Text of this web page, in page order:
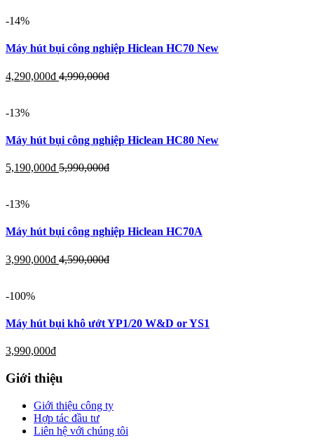
-14%
Máy hút bụi công nghiệp Hiclean HC70 New
4,290,000đ 4,990,000đ
-13%
Máy hút bụi công nghiệp Hiclean HC80 New
5,190,000đ 5,990,000đ
-13%
Máy hút bụi công nghiệp Hiclean HC70A
3,990,000đ 4,590,000đ
-100%
Máy hút bụi khô ướt YP1/20 W&D or YS1
3,990,000đ
Giới thiệu
Giới thiệu công ty
Hợp tác đầu tư
Liên hệ với chúng tôi